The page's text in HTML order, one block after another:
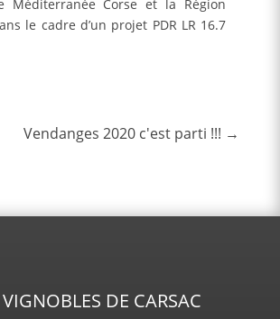
Méditerranée Corse et la Région
le cadre d’un projet PDR LR 16.7
Vendanges 2020 c'est parti !!! →
DE CARSAC